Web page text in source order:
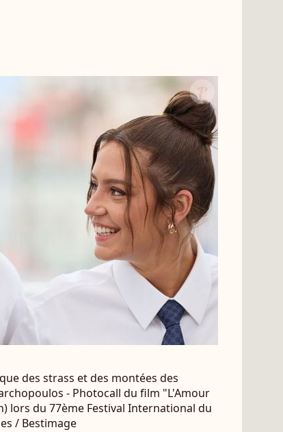
des strass et des montées des
- Photocall du film "L'Amour
lors du 77ème Festival International du
/ Bestimage